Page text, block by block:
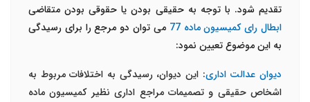
تقدیم شود. با توجه به حقیقی بودن یا حقوقی بودن متقاضی
ابطال رای کمیسیون ماده 77
می توان دو مرجع را برای رسیدگی
به این موضوع تعیین نمود:
دیوان عدالت اداری: این دیوان، رسیدگی به اختلافات مربوط به
اشخاص حقیقی و تصمیمات مراجع اداری نظیر کمیسیون ماده